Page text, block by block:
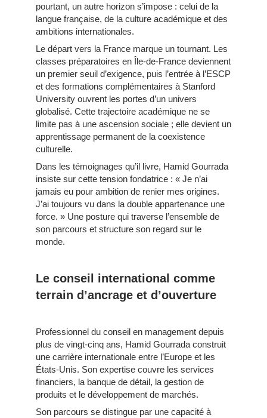
pourtant, un autre horizon s’impose : celui de la
langue française, de la culture académique et des
ambitions internationales.
Le départ vers la France marque un tournant. Les
classes préparatoires en Île-de-France deviennent
un premier seuil d’exigence, puis l’entrée à l’ESCP
et des formations complémentaires à Stanford
University ouvrent les portes d’un univers
globalisé. Cette trajectoire académique ne se
limite pas à une ascension sociale ; elle devient un
apprentissage permanent de la coexistence
culturelle.
Dans les témoignages qu’il livre, Hamid Gourrada
insiste sur cette tension fondatrice : « Je n’ai
jamais eu pour ambition de renier mes origines.
J’ai toujours vu dans la double appartenance une
force. » Une posture qui traverse l’ensemble de
son parcours et structure son regard sur le
monde.
Le conseil international comme
terrain d’ancrage et d’ouverture
Professionnel du conseil en management depuis
plus de vingt-cinq ans, Hamid Gourrada construit
une carrière internationale entre l’Europe et les
États-Unis. Son expertise couvre les services
financiers, la banque de détail, la gestion de
produits et le développement de marchés.
Son parcours se distingue par une capacité à